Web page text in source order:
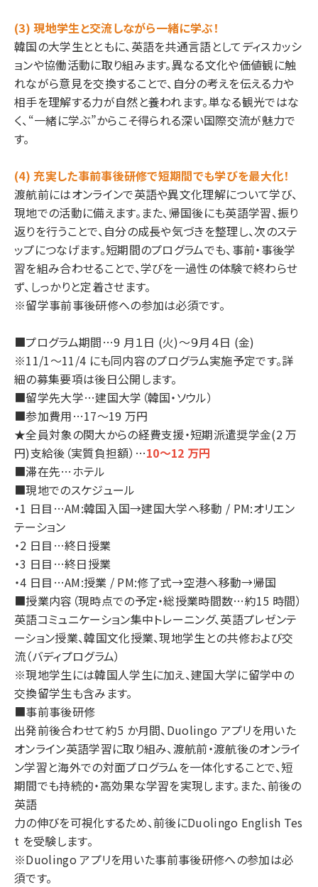
(3) 現地学生と交流しながら一緒に学ぶ！
韓国の大学生とともに、英語を共通言語としてディスカッシ
ョンや協働活動に取り組みます。異なる文化や価値観に触
れながら意見を交換することで、自分の考えを伝える力や
相手を理解する力が自然と養われます。単なる観光ではな
く、“一緒に学ぶ”からこそ得られる深い国際交流が魅力で
す。
(4) 充実した事前事後研修で短期間でも学びを最大化！
渡航前にはオンラインで英語や異文化理解について学び、
現地での活動に備えます。また、帰国後にも英語学習、振り
返りを行うことで、自分の成⾧や気づきを整理し、次のステ
ップにつなげます。短期間のプログラムでも、事前・事後学
習を組み合わせることで、学びを一過性の体験で終わらせ
ず、しっかりと定着させます。
※留学事前事後研修への参加は必須です。
■プログラム期間…9 月１日 (火)～９月４日 (金)
※11/1～11/4 にも同内容のプログラム実施予定です。詳
細の募集要項は後日公開します。
■留学先大学…建国大学（韓国・ソウル）
■参加費用…17～19 万円
★全員対象の関大からの経費支援・短期派遣奨学金(2 万
円)支給後（実質負担額）…10～12 万円
■滞在先…ホテル
■現地でのスケジュール
・1 日目…AM:韓国入国→建国大学へ移動 / PM:オリエン
テーション
・2 日目…終日授業
・3 日目…終日授業
・4 日目…AM:授業 / PM:修了式→空港へ移動→帰国
■授業内容（現時点での予定・総授業時間数…約15 時間）
英語コミュニケーション集中トレーニング、英語プレゼンテ
ーション授業、韓国文化授業、現地学生との共修および交
流（バディプログラム）
※現地学生には韓国人学生に加え、建国大学に留学中の
交換留学生も含みます。
■事前事後研修
出発前後合わせて約5 か月間、Duolingo アプリを用いた
オンライン英語学習に取り組み、渡航前‧渡航後のオンライ
ン学習と海外での対面プログラムを一体化することで、短
期間でも持続的‧高効果な学習を実現します。また、前後の
英語
力の伸びを可視化するため、前後にDuolingo English Tes
t を受験します。
※Duolingo アプリを用いた事前事後研修への参加は必
須です。